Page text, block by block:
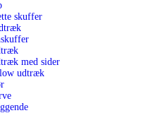
skuffer
med sider
udtræk